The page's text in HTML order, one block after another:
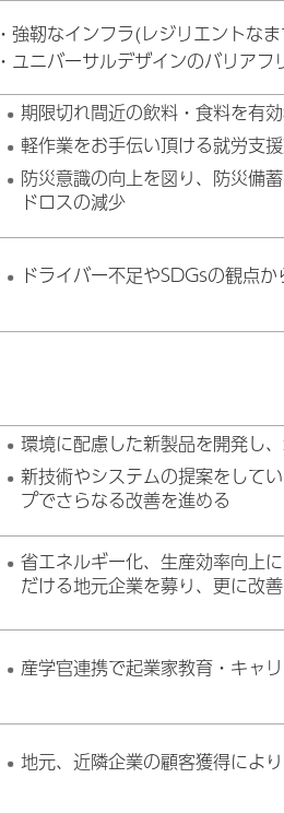
・強靭なインフラ(レジリエントな
・ユニバーサルデザインのバリアフ
期限切れ間近の飲料・食料を有
軽作業をお手伝い頂ける就労支
防災意識の向上を図り、防災備
ドロスの減少
ドライバー不足やSDGsの観点
環境に配慮した新製品を開発し
新技術やシステムの提案をして
プでさらなる改善を進める
省エネルギー化、生産効率向上
だける地元企業を募り、更に改
産学官連携で起業家教育・キャ
地元、近隣企業の顧客獲得によ